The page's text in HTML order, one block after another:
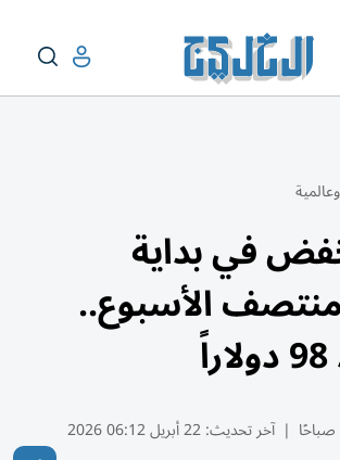
في بداية
الأسبوع..
| آخر تحديث:22 أبريل 06:12 2026